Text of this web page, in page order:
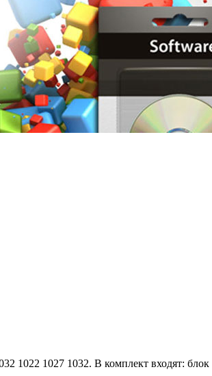
1022 1027 1032. В комплект входят: блок